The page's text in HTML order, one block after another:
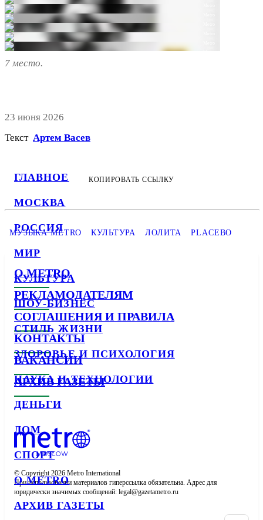
ГЛАВНОЕ
МОСКВА
РОССИЯ
МИР
КУЛЬТУРА
ШОУ-БИЗНЕС
СТИЛЬ ЖИЗНИ
ЗДОРОВЬЕ И ПСИХОЛОГИЯ
НАУКА И ТЕХНОЛОГИИ
ДЕНЬГИ
ДОМ
СПОРТ
О METRO
АРХИВ ГАЗЕТЫ
7 место.
23 июня 2026
Текст Артем Васев
КОПИРОВАТЬ ССЫЛКУ
МУЗЫКА METRO КУЛЬТУРА ЛОЛИТА PLACEBO
О METRO
РЕКЛАМОДАТЕЛЯМ
СОГЛАШЕНИЯ И ПРАВИЛА
КОНТАКТЫ
ВАКАНСИИ
АРХИВ ГАЗЕТЫ
© Copyright 2026 Metro International
При использовании материалов гиперссылка обязательна. Адрес для
юридически значимых сообщений: